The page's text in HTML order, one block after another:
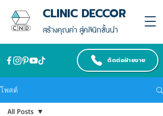
สร้างคุณค่า สู่คลินิกชั้นนำ
CLINIC DECCOR
ติดต่อฝ่ายขาย
โพสต์
All Posts